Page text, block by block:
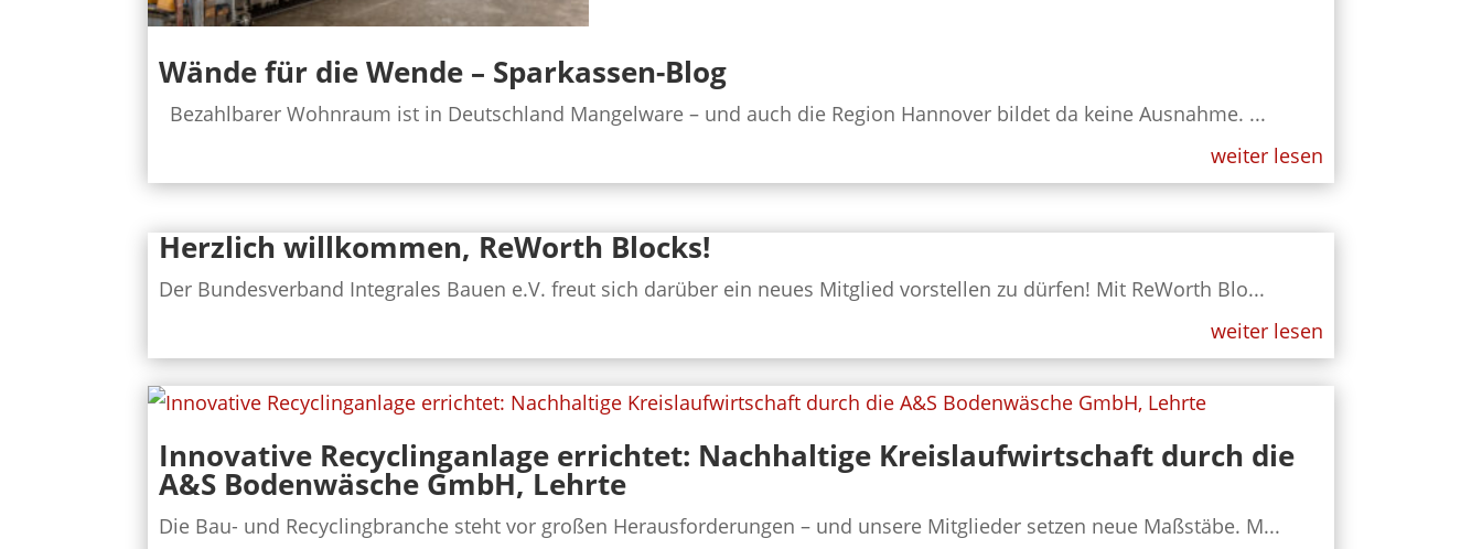
Wände für die Wende – Sparkassen-Blog
Bezahlbarer Wohnraum ist in Deutschland Mangelware – und auch die Region Hannover bildet da keine Ausnahme. ...
weiter lesen
Herzlich willkommen, ReWorth Blocks!
Der Bundesverband Integrales Bauen e.V. freut sich darüber ein neues Mitglied vorstellen zu dürfen! Mit ReWorth Blo...
weiter lesen
Innovative Recyclinganlage errichtet: Nachhaltige Kreislaufwirtschaft durch die
A&S Bodenwäsche GmbH, Lehrte
Die Bau- und Recyclingbranche steht vor großen Herausforderungen – und unsere Mitglieder setzen neue Maßstäbe. M...